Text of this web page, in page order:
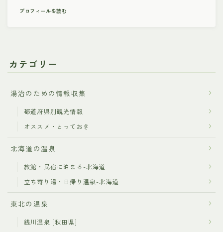
プロフィールを読む
カテゴリー
湯治のための情報収集
都道府県別観光情報
オススメ・とっておき
北海道の温泉
旅館・民宿に泊まる-北海道
立ち寄り湯・日帰り温泉-北海道
東北の温泉
銭川温泉 [秋田県]